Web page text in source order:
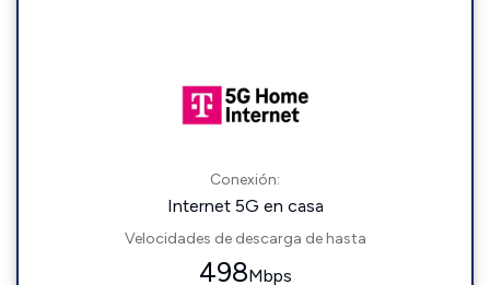
Conexión:
Internet 5G en casa
Velocidades de descarga de hasta
498Mbps